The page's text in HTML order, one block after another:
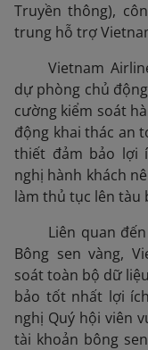
Truyền thông),
trung hỗ trợ
Vietnam
dự phòng chủ
cường kiểm soát
động khai thác an
thiết đảm bảo lợi
nghị hành khách
làm thủ tục lên tàu
Liên quan
Bông sen vàng,
soát toàn bộ dữ
bảo tốt nhất lợi
nghị Quý hội viên
tài khoản bông